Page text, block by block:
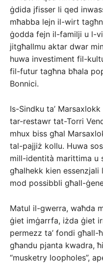
ġdida jfisser li qed
mħabba lejn il-wirt
ġodda fejn il-familji u l-
jitgħallmu aktar dwar
huwa investiment fil-
fil-futur tagħna bħala
Bonnici.
Is-Sindku ta’
tar-restawr tat-Torri
mhux biss għal
tal-pajjiż kollu. Huwa
mill-identità marittima u
għalhekk kien
mod possibbli għall-
Matul il-gwerra, waħda
ġiet imġarrfa, iżda ġiet
permezz ta’ fondi
għandu pjanta kwadra,
“musketry loopholes”,